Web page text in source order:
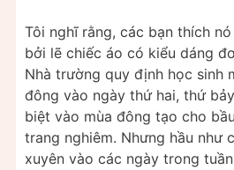
Tôi nghĩ rằng, các bạn thích
bởi lẽ chiếc áo có kiểu dáng
Nhà trường quy định học sinh
đông vào ngày thứ hai, thứ
biệt vào mùa đông tạo cho
trang nghiêm. Nhưng hầu như
xuyên vào các ngày trong